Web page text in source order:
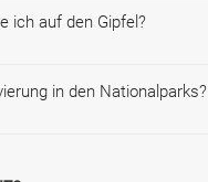
ich auf den Gipfel?
in den Nationalparks?